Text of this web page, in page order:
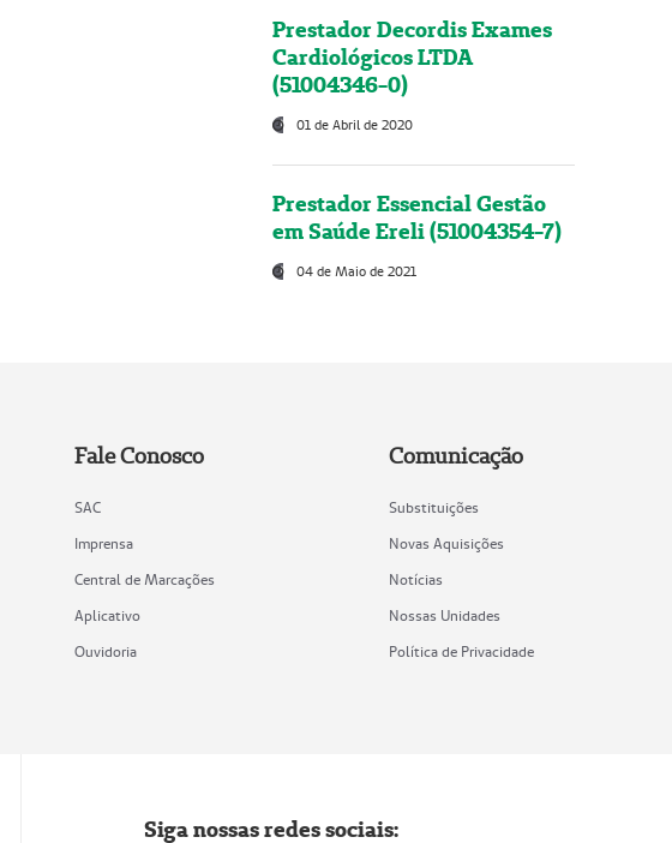
Prestador Decordis Exames
Cardiológicos LTDA
(51004346-0)
01 de Abril de 2020
Prestador Essencial Gestão
em Saúde Ereli (51004354-7)
04 de Maio de 2021
Fale Conosco
SAC
Imprensa
Central de Marcações
Aplicativo
Ouvidoria
Comunicação
Substituições
Novas Aquisições
Notícias
Nossas Unidades
Política de Privacidade
Siga nossas redes sociais: